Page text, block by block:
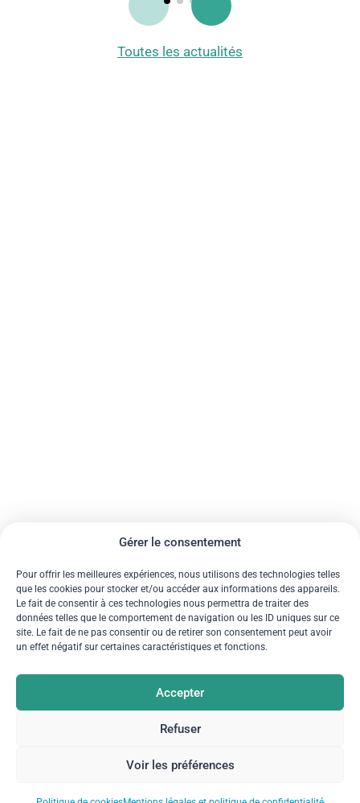
Gérer le consentement
Pour offrir les meilleures expériences, nous utilisons des technologies telles
que les cookies pour stocker et/ou accéder aux informations des appareils.
Le fait de consentir à ces technologies nous permettra de traiter des
données telles que le comportement de navigation ou les ID uniques sur ce
site. Le fait de ne pas consentir ou de retirer son consentement peut avoir
un effet négatif sur certaines caractéristiques et fonctions.
Accepter
Refuser
Voir les préférences
Toutes les actualités